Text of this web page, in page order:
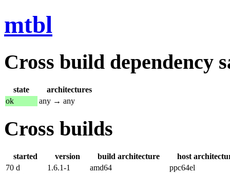
mtbl
Cross build dependency
state
architectures
ok
any → any
Cross builds
started version build architecture
host
70 d
1.6.1-1 amd64
ppc64el